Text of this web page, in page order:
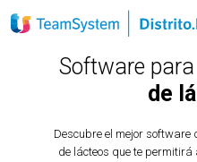
Software para
de
Descubre el mejor
de lácteos que te